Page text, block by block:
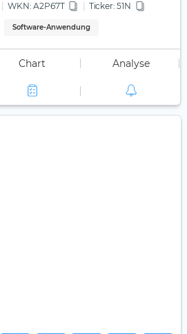
WKN: A2P67T Ticker: 51N
Software-Anwendung
Chart Analyse